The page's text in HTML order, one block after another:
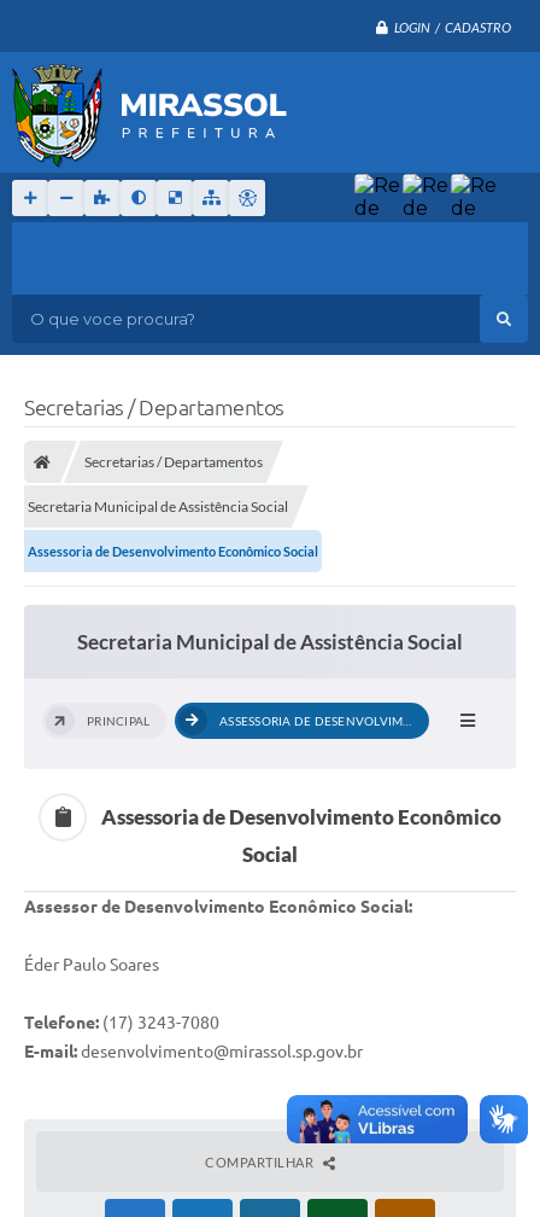
LOGIN / CADASTRO
O que voce procura?
Secretarias / Departamentos
Secretarias / Departamentos
Secretaria Municipal de Assistência Social
Assessoria de Desenvolvimento Econômico Social
Secretaria Municipal de Assistência Social
PRINCIPAL
Assessoria de Desenvolvimento Econômico
Social
Assessor de Desenvolvimento Econômico Social:
Éder Paulo Soares
Telefone: (17) 3243-7080
E-mail:desenvolvimento@mirassol.sp.gov.br
COMPARTILHAR